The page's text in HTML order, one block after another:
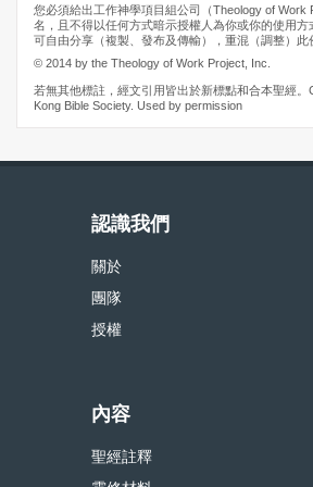
您必須給出工作神學項目組公司（Theology of Work
名，且不得以任何方式暗示授權人為你或你的使用方
可自由分享（複製、發布及傳輸），重混（調整）此
© 2014 by the Theology of Work Project, Inc.
若無其他標註，經文引用皆出於新標點和合本聖經
Kong Bible Society. Used by permission
認識我們
關於
團隊
授權
內容
聖經註釋